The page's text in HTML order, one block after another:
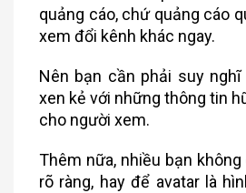
quảng cáo, chứ quảng cáo
xem đổi kênh khác ngay.
Nên bạn cần phải suy nghĩ
xen kẻ với những thông tin
cho người xem.
Thêm nữa, nhiều bạn
rõ ràng, hay để avatar là